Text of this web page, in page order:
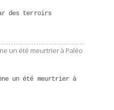
des terroirs
un été meurtrier à